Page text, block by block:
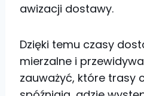
awizacji dostawy.
Dzięki temu czasy
mierzalne i
zauważyć, które trasy